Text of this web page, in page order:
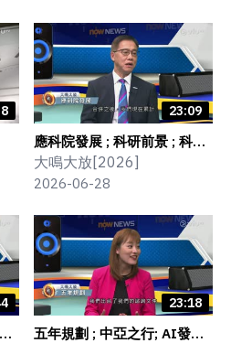
23:09
應科院發展 ; 科研前景 ; 科研
成果
大鳴大放[2026]
2026-06-28
23:18
五年規劃 ; 中亞之行; AI發展;